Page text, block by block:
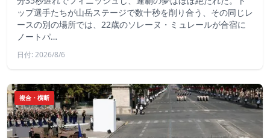
ップ選手たちが山岳ステージで数十秒を削り合う、その同じレ
ースの別の場所では、22歳のソレーヌ・ミュレールが合宿に
ノートパ…
日付: 2026/8/6
複合・横断